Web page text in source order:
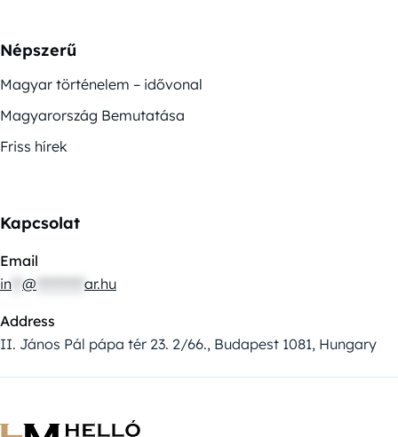
Népszerű
Magyar történelem – idővonal
Magyarország Bemutatása
Friss hírek
Kapcsolat
Email
in @ ar.hu
Address
II. János Pál pápa tér 23. 2/66., Budapest 1081, Hungary